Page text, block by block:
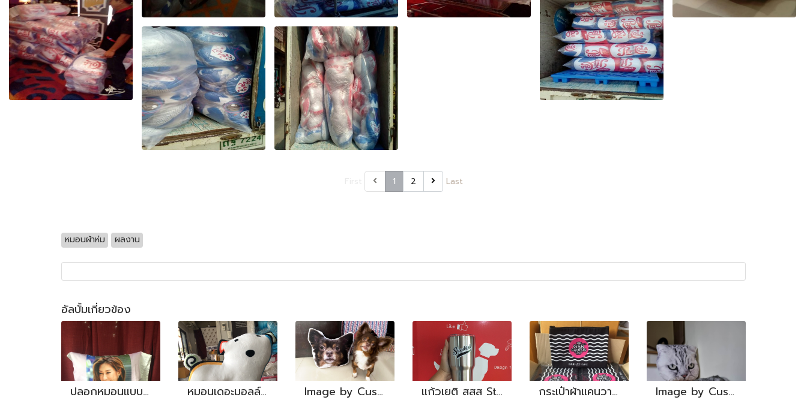
1 2 Last
หมอนผ้าห่ม ผลงาน
อัลบั้มเกี่ยวข้อง
ปลอกหมอนแบบต่างๆ ผลงานการผลิตของทางบริษัท หมอนเดอะมอลล์ รูปน้องหมา เนื้อผ้านุ่มนิ่ม และไดคัททรงหมอนตามภาพ Image by Customers Set02 แก้วเยติ สสส Stop Drink กระเป๋าผ้าแคนวาส GSB Image by Customers Set03